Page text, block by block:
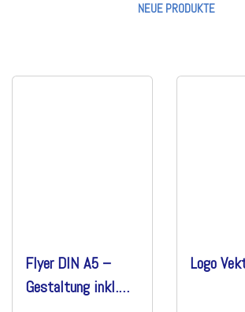
NEUE PRODUKTE
Flyer DIN A5 –
Gestaltung inkl.
Logo